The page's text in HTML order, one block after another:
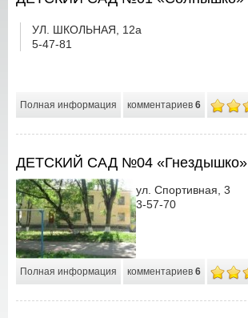
УЛ. ШКОЛЬНАЯ, 12а
5-47-81
Полная информация комментариев 6
ДЕТСКИЙ САД №04 «Гнездышко»
ул. Спортивная, 3
3-57-70
Полная информация комментариев 6